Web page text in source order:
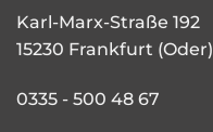
Karl-Marx-Straße 192
15230 Frankfurt (Oder)
0335 - 500 48 67